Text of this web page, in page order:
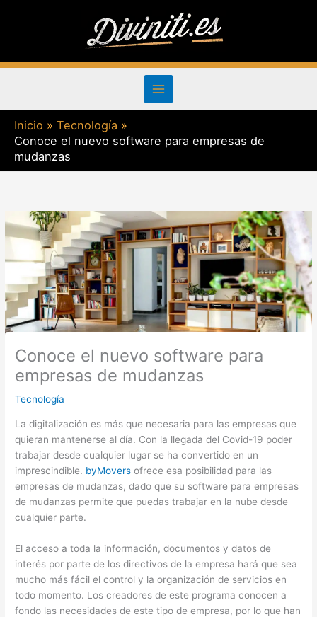
Inicio
Tecnología
Conoce el nuevo software para empresas de
mudanzas
Conoce el nuevo software para
empresas de mudanzas
Tecnología
La digitalización es más que necesaria para las empresas que
quieran mantenerse al día. Con la llegada del Covid-19 poder
trabajar desde cualquier lugar se ha convertido en un
imprescindible. byMovers ofrece esa posibilidad para las
empresas de mudanzas, dado que su software para empresas
de mudanzas permite que puedas trabajar en la nube desde
cualquier parte.
El acceso a toda la información, documentos y datos de
interés por parte de los directivos de la empresa hará que sea
mucho más fácil el control y la organización de servicios en
todo momento. Los creadores de este programa conocen a
fondo las necesidades de este tipo de empresa, por lo que han